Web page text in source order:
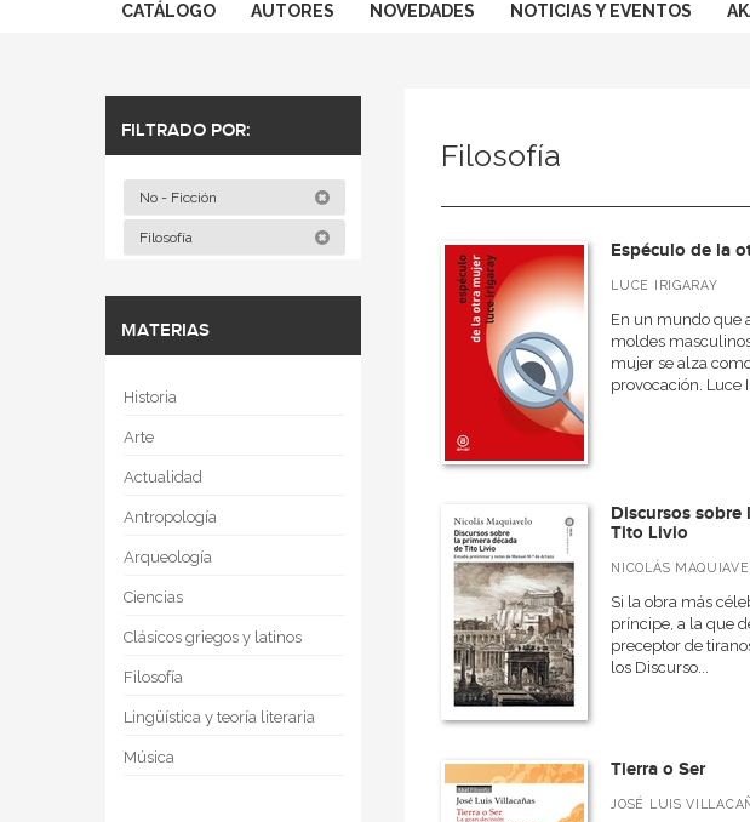
CATÁLOGO AUTORES NOVEDADES NOTICIAS Y EVENTOS
FILTRADO POR:
No - Ficción
Filosofía
MATERIAS
Historia
Arte
Actualidad
Antropología
Arqueología
Ciencias
Clásicos griegos y latinos
Filosofía
Lingüística y teoría literaria
Música
Filosofía
Espéculo de la
LUCE IRIGARAY
En un mundo que
moldes
mujer se alza
provocación. Luce
Discursos sobre
Tito Livio
NICOLÁS
Si la obra más
príncipe, a la que
preceptor de
los Discurso...
Tierra o Ser
JOSÉ LUIS